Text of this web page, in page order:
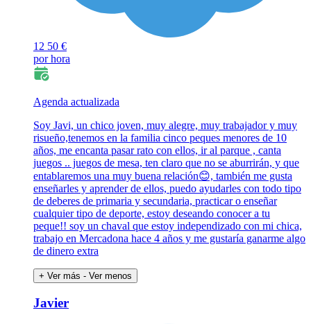
12 50 €
por hora
Agenda actualizada
Soy Javi, un chico joven, muy alegre, muy trabajador y muy
risueño,tenemos en la familia cinco peques menores de 10
años, me encanta pasar rato con ellos, ir al parque , canta
juegos .. juegos de mesa, ten claro que no se aburrirán, y que
entablaremos una muy buena relación😊, también me gusta
enseñarles y aprender de ellos, puedo ayudarles con todo tipo
de deberes de primaria y secundaria, practicar o enseñar
cualquier tipo de deporte, estoy deseando conocer a tu
peque!! soy un chaval que estoy independizado con mi chica,
trabajo en Mercadona hace 4 años y me gustaría ganarme algo
de dinero extra
+ Ver más - Ver menos
Javier